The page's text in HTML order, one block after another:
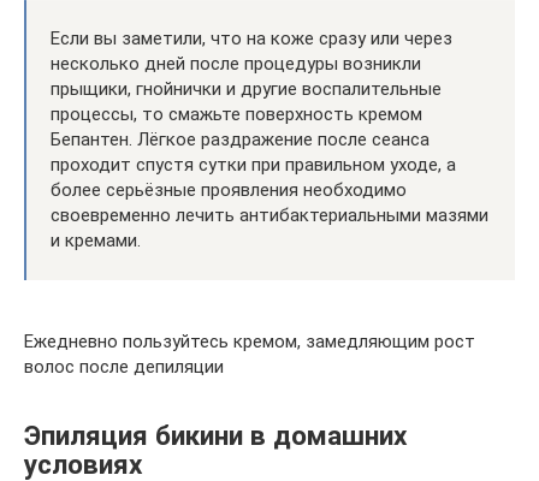
Если вы заметили, что на коже сразу или через
несколько дней после процедуры возникли
прыщики, гнойнички и другие воспалительные
процессы, то смажьте поверхность кремом
Бепантен. Лёгкое раздражение после сеанса
проходит спустя сутки при правильном уходе, а
более серьёзные проявления необходимо
своевременно лечить антибактериальными мазями
и кремами.
Ежедневно пользуйтесь кремом, замедляющим рост
волос после депиляции
Эпиляция бикини в домашних
условиях